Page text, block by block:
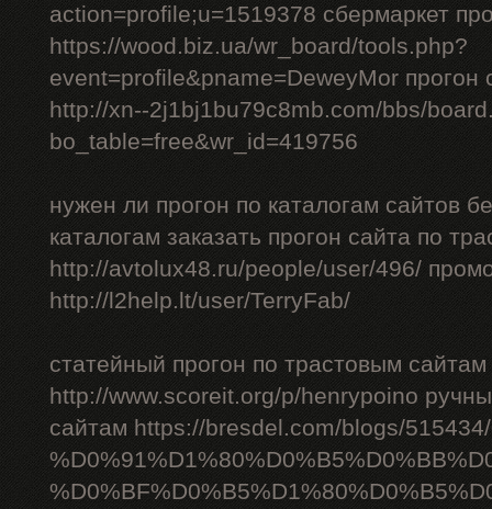
action=profile;u=1519378 сбермаркет
https://wood.biz.ua/wr_board/tools.php?
event=profile&pname=DeweyMor
http://xn--2j1bj1bu79c8mb.com/bbs/
bo_table=free&wr_id=419756
нужен ли прогон по каталогам сайтов
каталогам заказать прогон сайта по
http://avtolux48.ru/people/user/496/
http://l2help.lt/user/TerryFab/
статейный прогон по трастовым сайтам
http://www.scoreit.org/p/henrypoino
сайтам https://bresdel.com/blogs/